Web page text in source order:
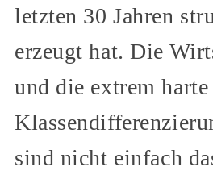
letzten 30 Jahren
erzeugt hat. Die
und die extrem harte
sind nicht einfach